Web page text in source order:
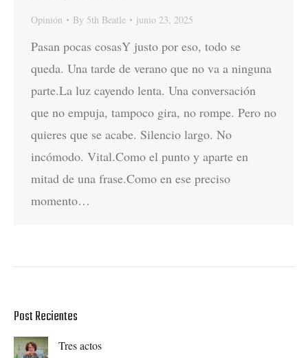
Opinión By 5th Beatle junio 23, 2025
Pasan pocas cosasY justo por eso, todo se
queda. Una tarde de verano que no va a ninguna
parte.La luz cayendo lenta. Una conversación
que no empuja, tampoco gira, no rompe. Pero no
quieres que se acabe. Silencio largo. No
incómodo. Vital.Como el punto y aparte en
mitad de una frase.Como en ese preciso
momento…
Post Recientes
Tres actos